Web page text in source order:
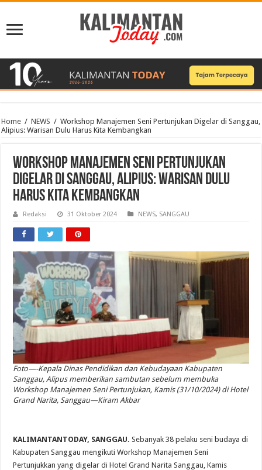
Home / NEWS / Workshop Manajemen Seni Pertunjukan Digelar di Sanggau,
Alipius: Warisan Dulu Harus Kita Kembangkan
Workshop Manajemen Seni Pertunjukan
Digelar di Sanggau, Alipius: Warisan Dulu
Harus Kita Kembangkan
Redaksi 31 Oktober 2024 NEWS, SANGGAU
Foto—-Kepala Dinas Pendidikan dan Kebudayaan Kabupaten
Sanggau, Alipus memberikan sambutan sebelum membuka
Workshop Manajemen Seni Pertunjukan, Kamis (31/10/2024) di Hotel
Grand Narita, Sanggau—Kiram Akbar
KALIMANTANTODAY, SANGGAU. Sebanyak 38 pelaku seni budaya di
Kabupaten Sanggau mengikuti Workshop Manajemen Seni
Pertunjukkan yang digelar di Hotel Grand Narita Sanggau, Kamis